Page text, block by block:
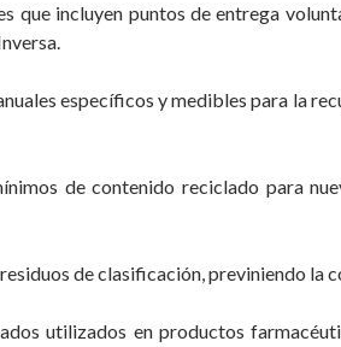
incluyen puntos de entrega
específicos y medibles para la
de contenido reciclado para
de clasificación, previniendo la
utilizados en productos